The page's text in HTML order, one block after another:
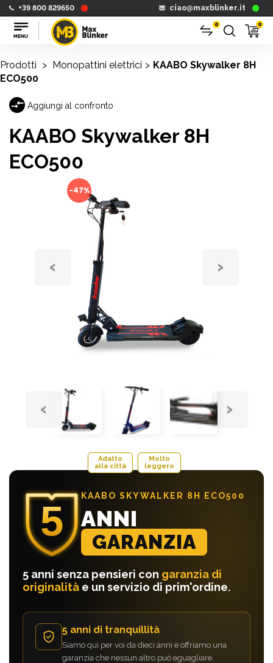
+39 800 829650 ciao@maxblinker.it
0 0
Prodotti > Monopattini elettrici > KAABO Skywalker 8H
ECO500
Aggiungi al confronto
KAABO Skywalker 8H
ECO500
-47%
‹ ›
‹ ›
Adatto
alla città
Molto
leggero
KAABO SKYWALKER 8H ECO500
ANNI
GARANZIA
5 anni senza pensieri con garanzia di
originalità e un servizio di prim'ordine.
5 anni di tranquillità
Siamo qui per voi da dieci anni e offriamo una
garanzia che nessun altro può eguagliare.